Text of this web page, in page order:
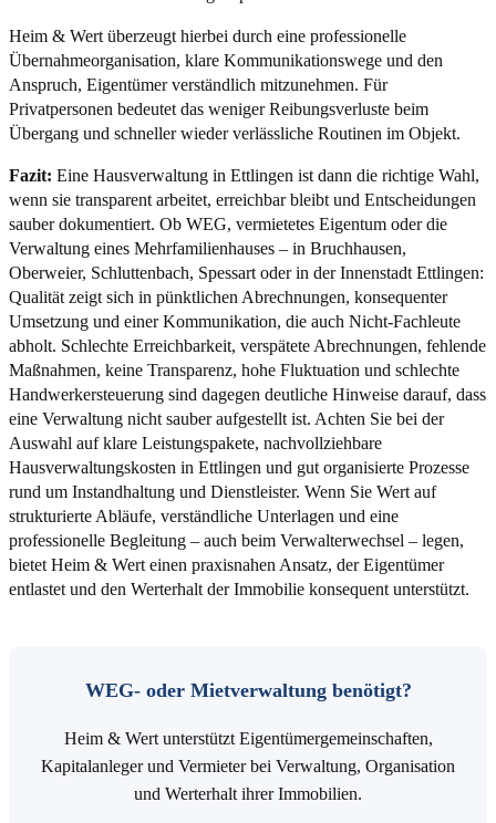
Heim & Wert überzeugt hierbei durch eine professionelle
Übernahmeorganisation, klare Kommunikationswege und den
Anspruch, Eigentümer verständlich mitzunehmen. Für
Privatpersonen bedeutet das weniger Reibungsverluste beim
Übergang und schneller wieder verlässliche Routinen im Objekt.
Fazit: Eine Hausverwaltung in Ettlingen ist dann die richtige Wahl,
wenn sie transparent arbeitet, erreichbar bleibt und Entscheidungen
sauber dokumentiert. Ob WEG, vermietetes Eigentum oder die
Verwaltung eines Mehrfamilienhauses – in Bruchhausen,
Oberweier, Schluttenbach, Spessart oder in der Innenstadt Ettlingen:
Qualität zeigt sich in pünktlichen Abrechnungen, konsequenter
Umsetzung und einer Kommunikation, die auch Nicht-Fachleute
abholt. Schlechte Erreichbarkeit, verspätete Abrechnungen, fehlende
Maßnahmen, keine Transparenz, hohe Fluktuation und schlechte
Handwerkersteuerung sind dagegen deutliche Hinweise darauf, dass
eine Verwaltung nicht sauber aufgestellt ist. Achten Sie bei der
Auswahl auf klare Leistungspakete, nachvollziehbare
Hausverwaltungskosten in Ettlingen und gut organisierte Prozesse
rund um Instandhaltung und Dienstleister. Wenn Sie Wert auf
strukturierte Abläufe, verständliche Unterlagen und eine
professionelle Begleitung – auch beim Verwalterwechsel – legen,
bietet Heim & Wert einen praxisnahen Ansatz, der Eigentümer
entlastet und den Werterhalt der Immobilie konsequent unterstützt.
WEG- oder Mietverwaltung benötigt?
Heim & Wert unterstützt Eigentümergemeinschaften,
Kapitalanleger und Vermieter bei Verwaltung, Organisation
und Werterhalt ihrer Immobilien.